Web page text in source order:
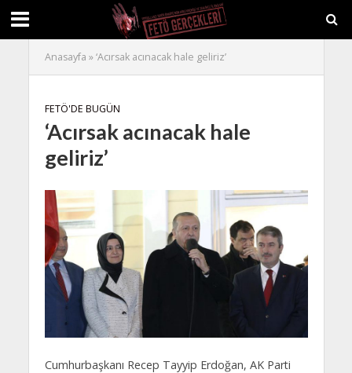
Anasayfa »‘Acırsak acınacak hale geliriz’
FETÖ'DE BUGÜN
‘Acırsak acınacak hale
geliriz’
Cumhurbaşkanı Recep Tayyip Erdoğan, AK Parti